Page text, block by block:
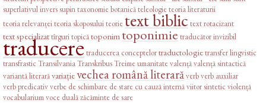
superlativul inverssupintaxonomie botanicăteleologieteoria literaturii
teoria relevanțeiteoria skoposuluiteorietext biblic text rotacizant
text specializattîrguritopicătoponim toponimie traducător invizibil
traduceretraducerea conceptelortraductologietransfer lingvistic
transfrasticTransilvaniaTranskribusTreimeumanitatevalențăvalență sintactică
variantă literarăvariațievechea română literarăverbverb auxiliar
verb predicativverbe de schimbare de stare cu cauză internăviitor sinteticviolență
vocabulariumvoce dualăzăcăminte de sare